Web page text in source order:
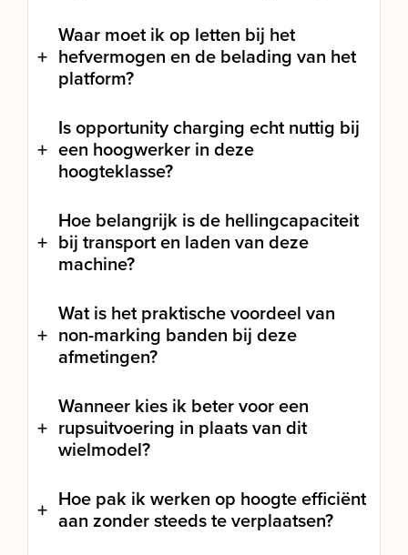
Waar moet ik op letten bij het
hefvermogen en de belading van het
platform?
Is opportunity charging echt nuttig bij
een hoogwerker in deze
hoogteklasse?
Hoe belangrijk is de hellingcapaciteit
bij transport en laden van deze
machine?
Wat is het praktische voordeel van
non-marking banden bij deze
afmetingen?
Wanneer kies ik beter voor een
rupsuitvoering in plaats van dit
wielmodel?
Hoe pak ik werken op hoogte efficiënt
aan zonder steeds te verplaatsen?